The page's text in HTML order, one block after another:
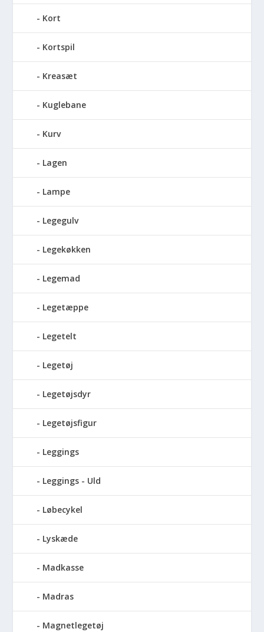
Kort
Kortspil
Kreasæt
Kuglebane
Kurv
Lagen
Lampe
Legegulv
Legekøkken
Legemad
Legetæppe
Legetelt
Legetøj
Legetøjsdyr
Legetøjsfigur
Leggings
Leggings - Uld
Løbecykel
Lyskæde
Madkasse
Madras
Magnetlegetøj